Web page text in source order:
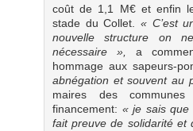
coût de 1,1 M€ et enfin
stade du Collet. « C’est
nouvelle structure on
nécessaire », a
hommage aux sapeurs-
abnégation et souvent
maires des
financement: « je sais que
fait preuve de solidarité et